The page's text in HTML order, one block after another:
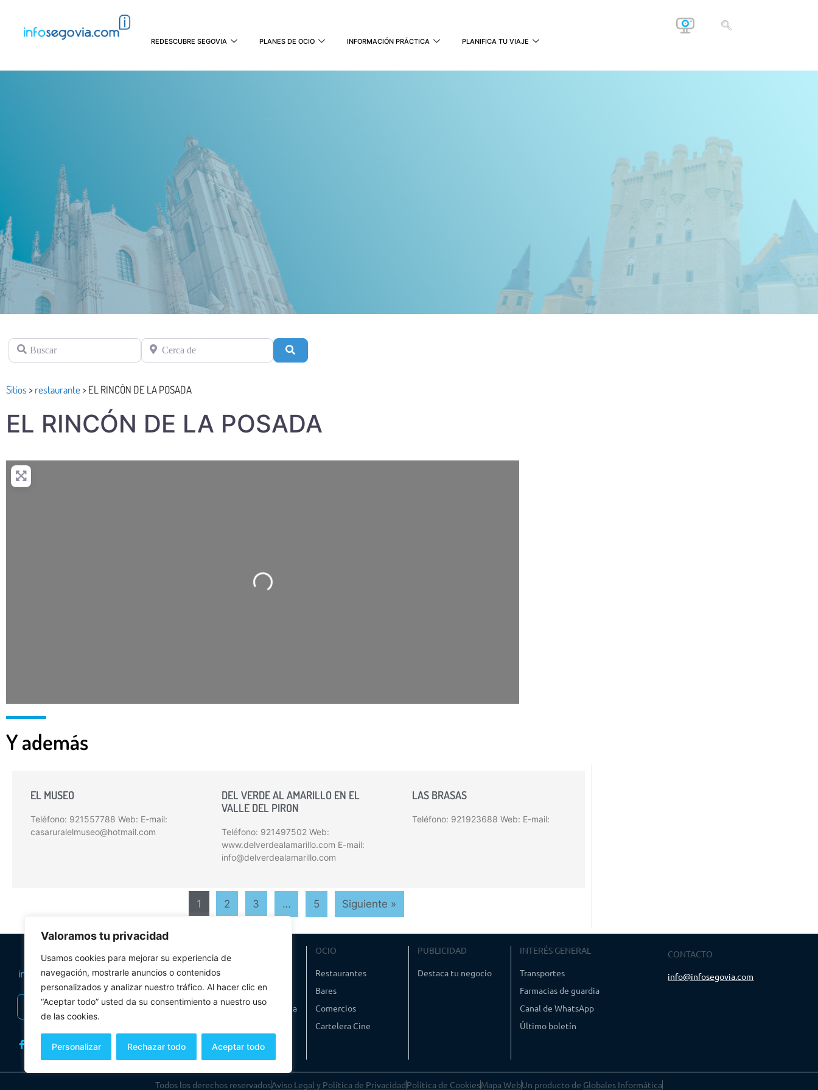
Valoramos tu privacidad
Usamos cookies para mejorar su experiencia de
navegación, mostrarle anuncios o contenidos
personalizados y analizar nuestro tráfico. Al hacer clic en
“Aceptar todo” usted da su consentimiento a nuestro uso
de las cookies.
Personalizar Rechazar todo Aceptar todo
REDESCUBRE SEGOVIA PLANES DE OCIO INFORMACIÓN PRÁCTICA PLANIFICA TU VIAJE
Buscar Cerca de
Sitios >restaurante>EL RINCÓN DE LA POSADA
EL RINCÓN DE LA POSADA
Cargando…
Y además
EL MUSEO
Teléfono: 921557788 Web: E-mail:
casaruralelmuseo@hotmail.com
DEL VERDE AL AMARILLO EN EL
VALLE DEL PIRON
Teléfono: 921497502 Web:
www.delverdealamarillo.com E-mail:
info@delverdealamarillo.com
LAS BRASAS
Teléfono: 921923688 Web: E-mail:
1 2 3 … 5 Siguiente »
INSCRIBIRSE AL BOLETÍN
Oficinas de turismo
Visitas Guiadas
Folletos y multimedia
OCIO
Restaurantes
Bares
Comercios
Cartelera Cine
PUBLICIDAD
Destaca tu negocio
INTERÉS GENERAL
Transportes
Farmacias de guardia
Canal de WhatsApp
Último boletín
CONTACTO
info@infosegovia.com
Todos los derechos reservadosAviso Legal y Política de PrivacidadPolítica de CookiesMapa WebUn producto de Globales Informática